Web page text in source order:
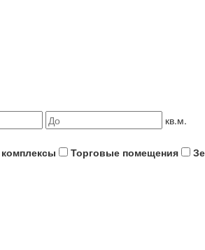
кв.м.
Торговые помещения